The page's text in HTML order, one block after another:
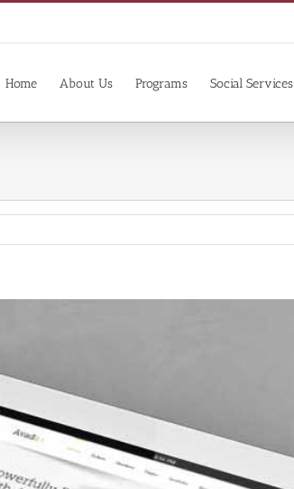
Home About Us Programs Social Services